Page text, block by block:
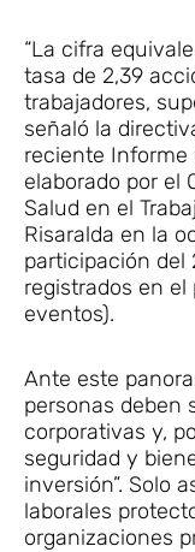
“La cifra
tasa de 2,39
trabajadores,
señaló la
reciente Informe
elaborado por el
Salud en el
Risaralda en la
participación del
registrados en el
eventos).
Ante este
personas deben
corporativas y,
seguridad y
inversión”. Solo
laborales
organizaciones